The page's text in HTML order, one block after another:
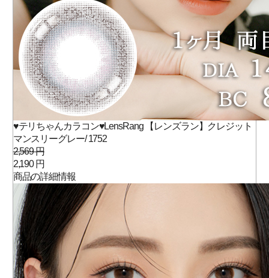
♥テリちゃんカラコン♥LensRang 【レンズラン】クレジット
マンスリーグレー/ 1752
2,569 円
2,190 円
商品の詳細情報